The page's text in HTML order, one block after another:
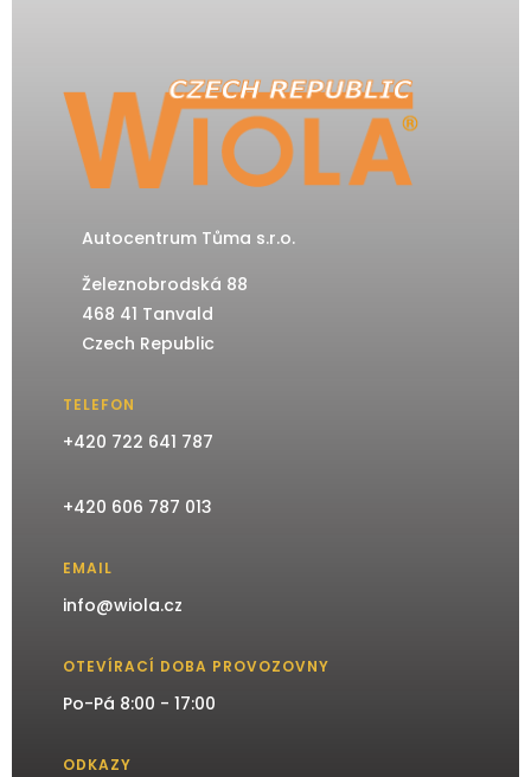
Autocentrum Tůma s.r.o.
Železnobrodská 88
468 41 Tanvald
Czech Republic
TELEFON
+420 722 641 787
+420 606 787 013
EMAIL
info@wiola.cz
OTEVÍRACÍ DOBA PROVOZOVNY
Po-Pá 8:00 - 17:00
ODKAZY